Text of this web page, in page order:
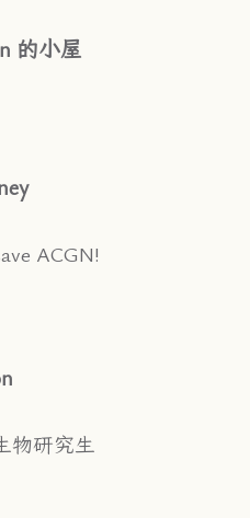
的小屋
ACGN!
物研究生